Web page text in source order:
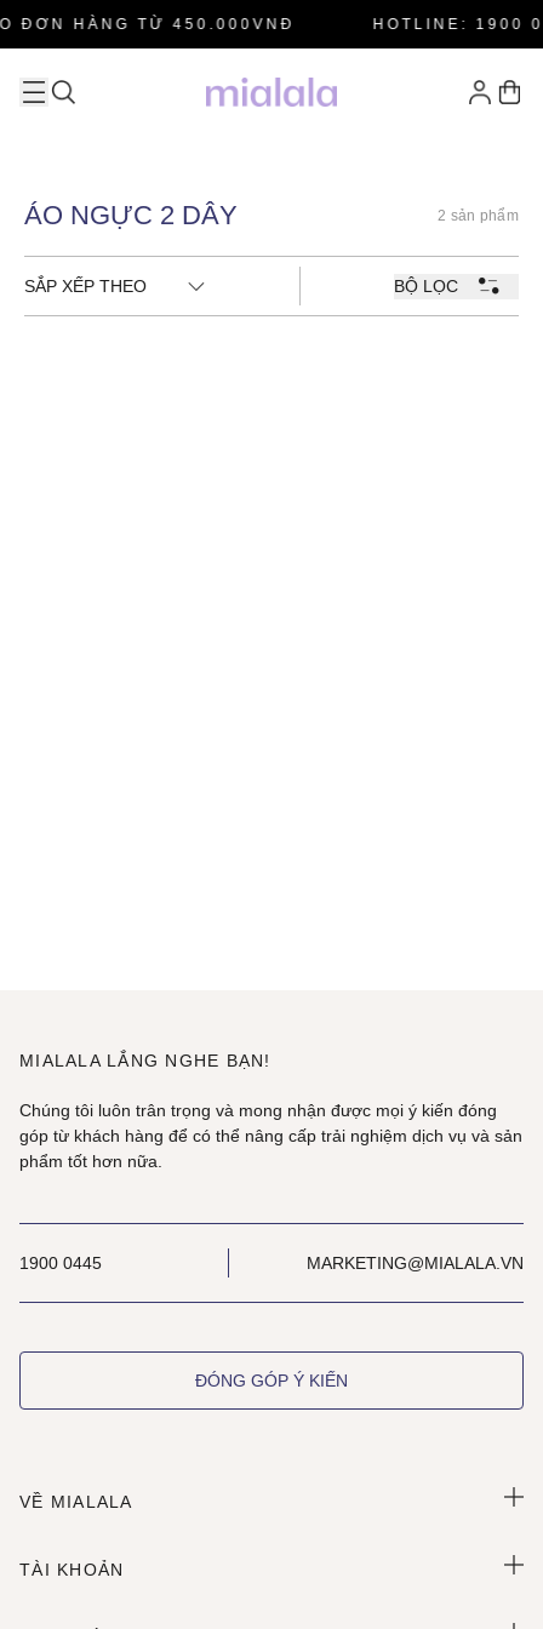
ĐƠN HÀNG TỪ 450.000VNĐ HOTLINE: 1900
ÁO NGỰC 2 DÂY 2 sản phẩm
SẮP XẾP THEO BỘ LỌC
MIALALA LẮNG NGHE BẠN!
Chúng tôi luôn trân trọng và mong nhận được mọi ý kiến đóng
góp từ khách hàng để có thể nâng cấp trải nghiệm dịch vụ và sản
phẩm tốt hơn nữa.
1900 0445 MARKETING@MIALALA.VN
ĐÓNG GÓP Ý KIẾN
VỀ MIALALA
TÀI KHOẢN